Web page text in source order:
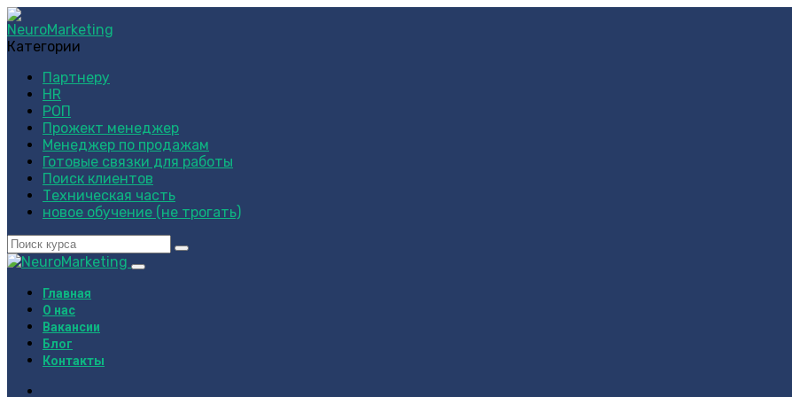
Категории
Партнеру
HR
РОП
Прожект менеджер
Менеджер по продажам
Готовые связки для работы
Поиск клиентов
Техническая часть
новое обучение (не трогать)
Главная
О нас
Вакансии
Блог
Контакты